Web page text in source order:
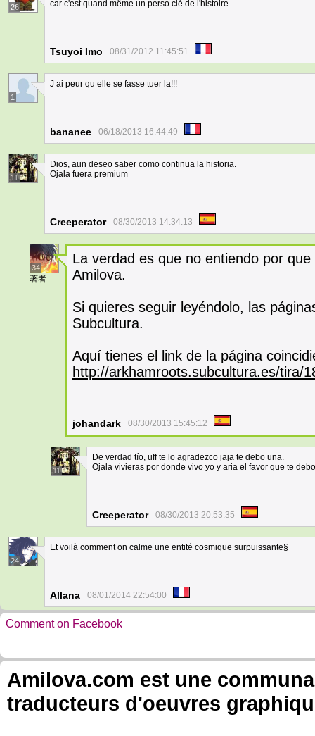
26
car c'est quand même un perso clé de l'histoire...
Tsuyoi Imo 08/31/2012 11:45:51
1
J ai peur qu elle se fasse tuer la!!!
bananee 06/18/2013 16:44:49
11
Dios, aun deseo saber como continua la historia.
Ojala fuera premium
Creeperator 08/30/2013 14:34:13
34
著者
La verdad es que no entiendo por
Amilova.
Si quieres seguir leyéndolo, las
Subcultura.
Aquí tienes el link de la página
http://arkhamroots.subcultura.es/tira/
johandark 08/30/2013 15:45:12
11
De verdad tío, uff te lo agradezco jaja te debo una.
Ojala vivieras por donde vivo yo y aria el favor que te
Creeperator 08/30/2013 20:53:35
24
Et voilà comment on calme une entité cosmique surpuissante§
Allana 08/01/2014 22:54:00
Comment on Facebook
Amilova.com est une
traducteurs d'oeuvres